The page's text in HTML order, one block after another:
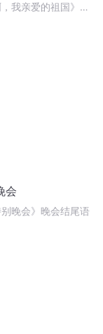
，我亲爱的祖国》温
会
别晚会》晚会结尾语